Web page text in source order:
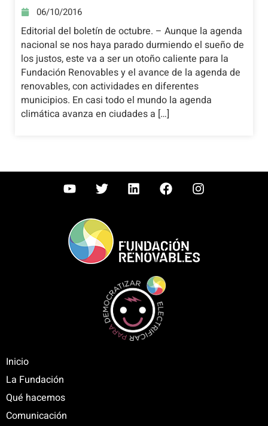
06/10/2016
Editorial del boletín de octubre. – Aunque la agenda
nacional se nos haya parado durmiendo el sueño de
los justos, este va a ser un otoño caliente para la
Fundación Renovables y el avance de la agenda de
renovables, con actividades en diferentes
municipios. En casi todo el mundo la agenda
climática avanza en ciudades a […]
Inicio
La Fundación
Qué hacemos
Comunicación